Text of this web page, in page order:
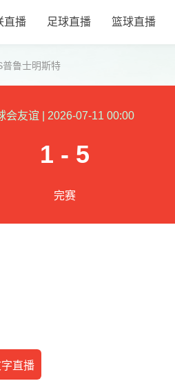
直播 足球直播 篮球直播
普鲁士明斯特
会友谊 2026-07-11 00:00
1 - 5
完赛
直播